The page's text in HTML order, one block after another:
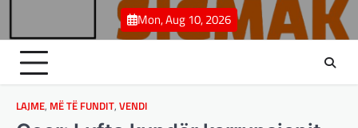
content
Mon, Aug 10, 2026
LAJME, MË TË FUNDIT, VENDI